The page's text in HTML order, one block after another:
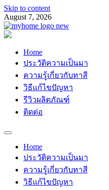
Skip to content
August 7, 2026
Myhomemypaint
Home
ประวัติความเป็นมา
ความรู้เกี่ยวกับทาสี
วิธีแก้ไขปัญหา
รีวิวผลิตภัณฑ์
ติดต่อ
Home
ประวัติความเป็นมา
ความรู้เกี่ยวกับทาสี
วิธีแก้ไขปัญหา